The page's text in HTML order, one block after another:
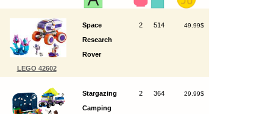
LEGO 42602
Space
Research
Rover
2 514 49.99$
Stargazing
Camping
2 364 29.99$